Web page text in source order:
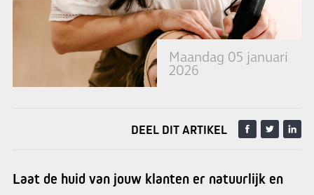
Maandag 05 januari
2026
DEEL DIT ARTIKEL
Laat de huid van jouw klanten er natuurlijk en